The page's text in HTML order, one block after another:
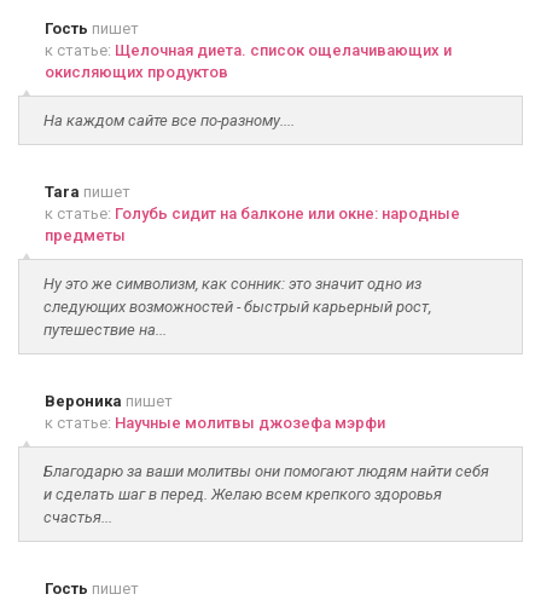
Гость пишет
к статье: Щелочная диета. список ощелачивающих и
окисляющих продуктов
На каждом сайте все по-разному....
Tara пишет
к статье: Голубь сидит на балконе или окне: народные
предметы
Ну это же символизм, как сонник: это значит одно из
следующих возможностей - быстрый карьерный рост,
путешествие на...
Вероника пишет
к статье: Научные молитвы джозефа мэрфи
Благодарю за ваши молитвы они помогают людям найти себя
и сделать шаг в перед. Желаю всем крепкого здоровья
счастья...
Гость пишет